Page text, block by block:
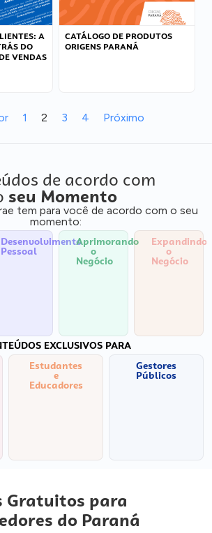
A
DO
VENDAS
CATÁLOGO DE PRODUTOS
ORIGENS PARANÁ
1 2 3 4 Próximo
de acordo com
seu Momento
tem para você de acordo com o seu
momento:
Desenvolvimento
Pessoal
Aprimorando
o
Negócio
Expandindo
o
Negócio
EXCLUSIVOS PARA
Estudantes
e
Educadores
Gestores
Públicos
Gratuitos para
do Paraná